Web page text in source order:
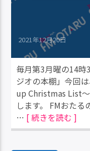
2021年12月20日
毎月第3月曜の14
ジオの本棚」今回
up Christmas List
します。 FMおた
… [ 続きを読む ]